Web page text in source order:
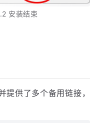
安装结束
提供了多个备用链接，